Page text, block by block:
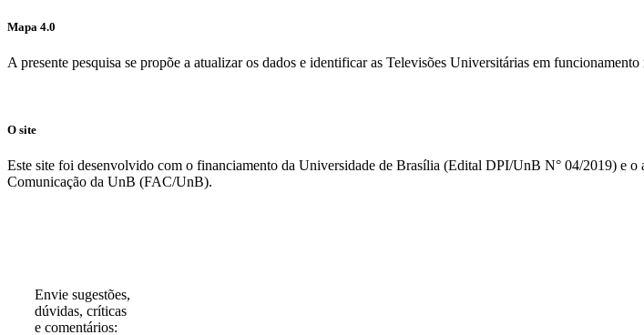
Mapa 4.0
A presente pesquisa se propõe a atualizar os dados e identificar as Televisões Universitárias em
O site
Este site foi desenvolvido com o financiamento da Universidade de Brasília (Edital DPI/UnB N° 04/2019) e
Comunicação da UnB (FAC/UnB).
Envie sugestões,
dúvidas, críticas
e comentários: